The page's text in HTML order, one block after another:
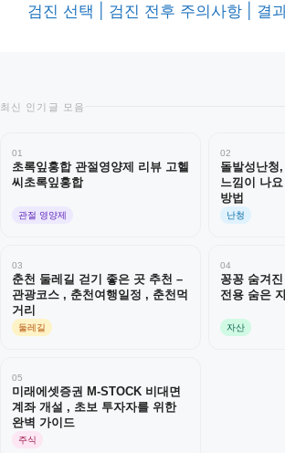
검진 선택 | 검진 전후 주의사항 | 결
최신 인기글 모음
01
초록잎홍합 관절영양제 리뷰 고헬
씨초록잎홍합
관절 영양제
02
돌발성난청
느낌이 나
방법
난청
03
춘천 둘레길 걷기 좋은 곳 추천 –
관광코스 , 춘천여행일정 , 춘천먹
거리
둘레길
04
꽁꽁 숨겨
전용 숨은
자산
05
미래에셋증권 M-STOCK 비대면
계좌 개설 , 초보 투자자를 위한
완벽 가이드
주식